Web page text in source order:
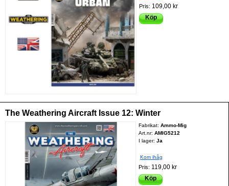
Pris: 109,00 kr
Köp
The Weathering Aircraft Issue 12: Winter
Fabrikat:Ammo-Mig
Art.nr:AMIG5212
I lager: Ja
Kom ihåg
Pris: 119,00 kr
Köp